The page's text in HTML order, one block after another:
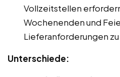
Vollzeitstellen
Wochenenden und
Lieferanforderungen
Unterschiede: